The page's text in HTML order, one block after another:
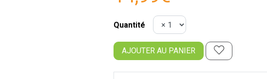
Quantité
AJOUTER AU PANIER